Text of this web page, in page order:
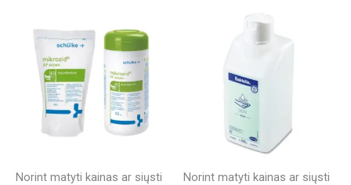
Norint matyti kainas ar siųsti
Norint matyti kainas ar siųsti